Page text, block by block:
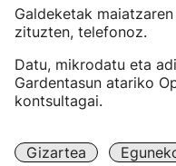
Galdeketak
zituzten, telefonoz.
Datu, mikrodatu eta
Gardentasun atariko
kontsultagai.
Gizartea